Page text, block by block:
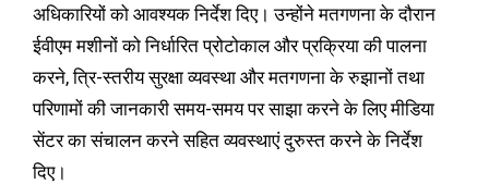
अधिकारियों को आवश्यक निर्देश दिए। उन्होंने मतगणना के दौरान
ईवीएम मशीनों को निर्धारित प्रोटोकाल और प्रक्रिया की पालना
करने, त्रि-स्तरीय सुरक्षा व्यवस्था और मतगणना के रुझानों तथा
परिणामों की जानकारी समय-समय पर साझा करने के लिए मीडिया
सेंटर का संचालन करने सहित व्यवस्थाएं दुरुस्त करने के निर्देश
दिए।